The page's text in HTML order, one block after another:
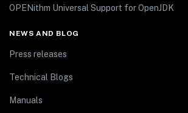
OPENithm Universal Support for OpenJDK
NEWS AND BLOG
Press releases
Technical Blogs
Manuals